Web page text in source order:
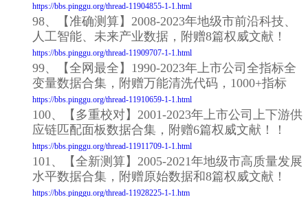
https://bbs.pinggu.org/thread-11904855-1-1.html
98、【准确测算】2008-2023年地级市前沿科技、
人工智能、未来产业数据，附赠8篇权威文献！
https://bbs.pinggu.org/thread-11909707-1-1.html
99、【全网最全】1990-2023年上市公司全指标全
变量数据合集，附赠万能清洗代码，1000+指标
https://bbs.pinggu.org/thread-11910659-1-1.html
100、【多重校对】2001-2023年上市公司上下游供
应链匹配面板数据合集，附赠6篇权威文献！！
https://bbs.pinggu.org/thread-11911709-1-1.html
101、【全新测算】2005-2021年地级市高质量发展
水平数据合集，附赠原始数据和8篇权威文献！
https://bbs.pinggu.org/thread-11928225-1-1.htm